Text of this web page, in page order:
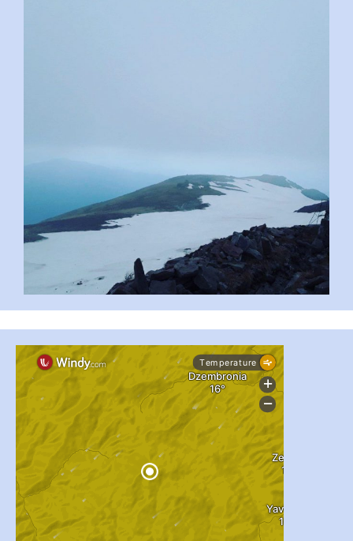
...
pimrec_project